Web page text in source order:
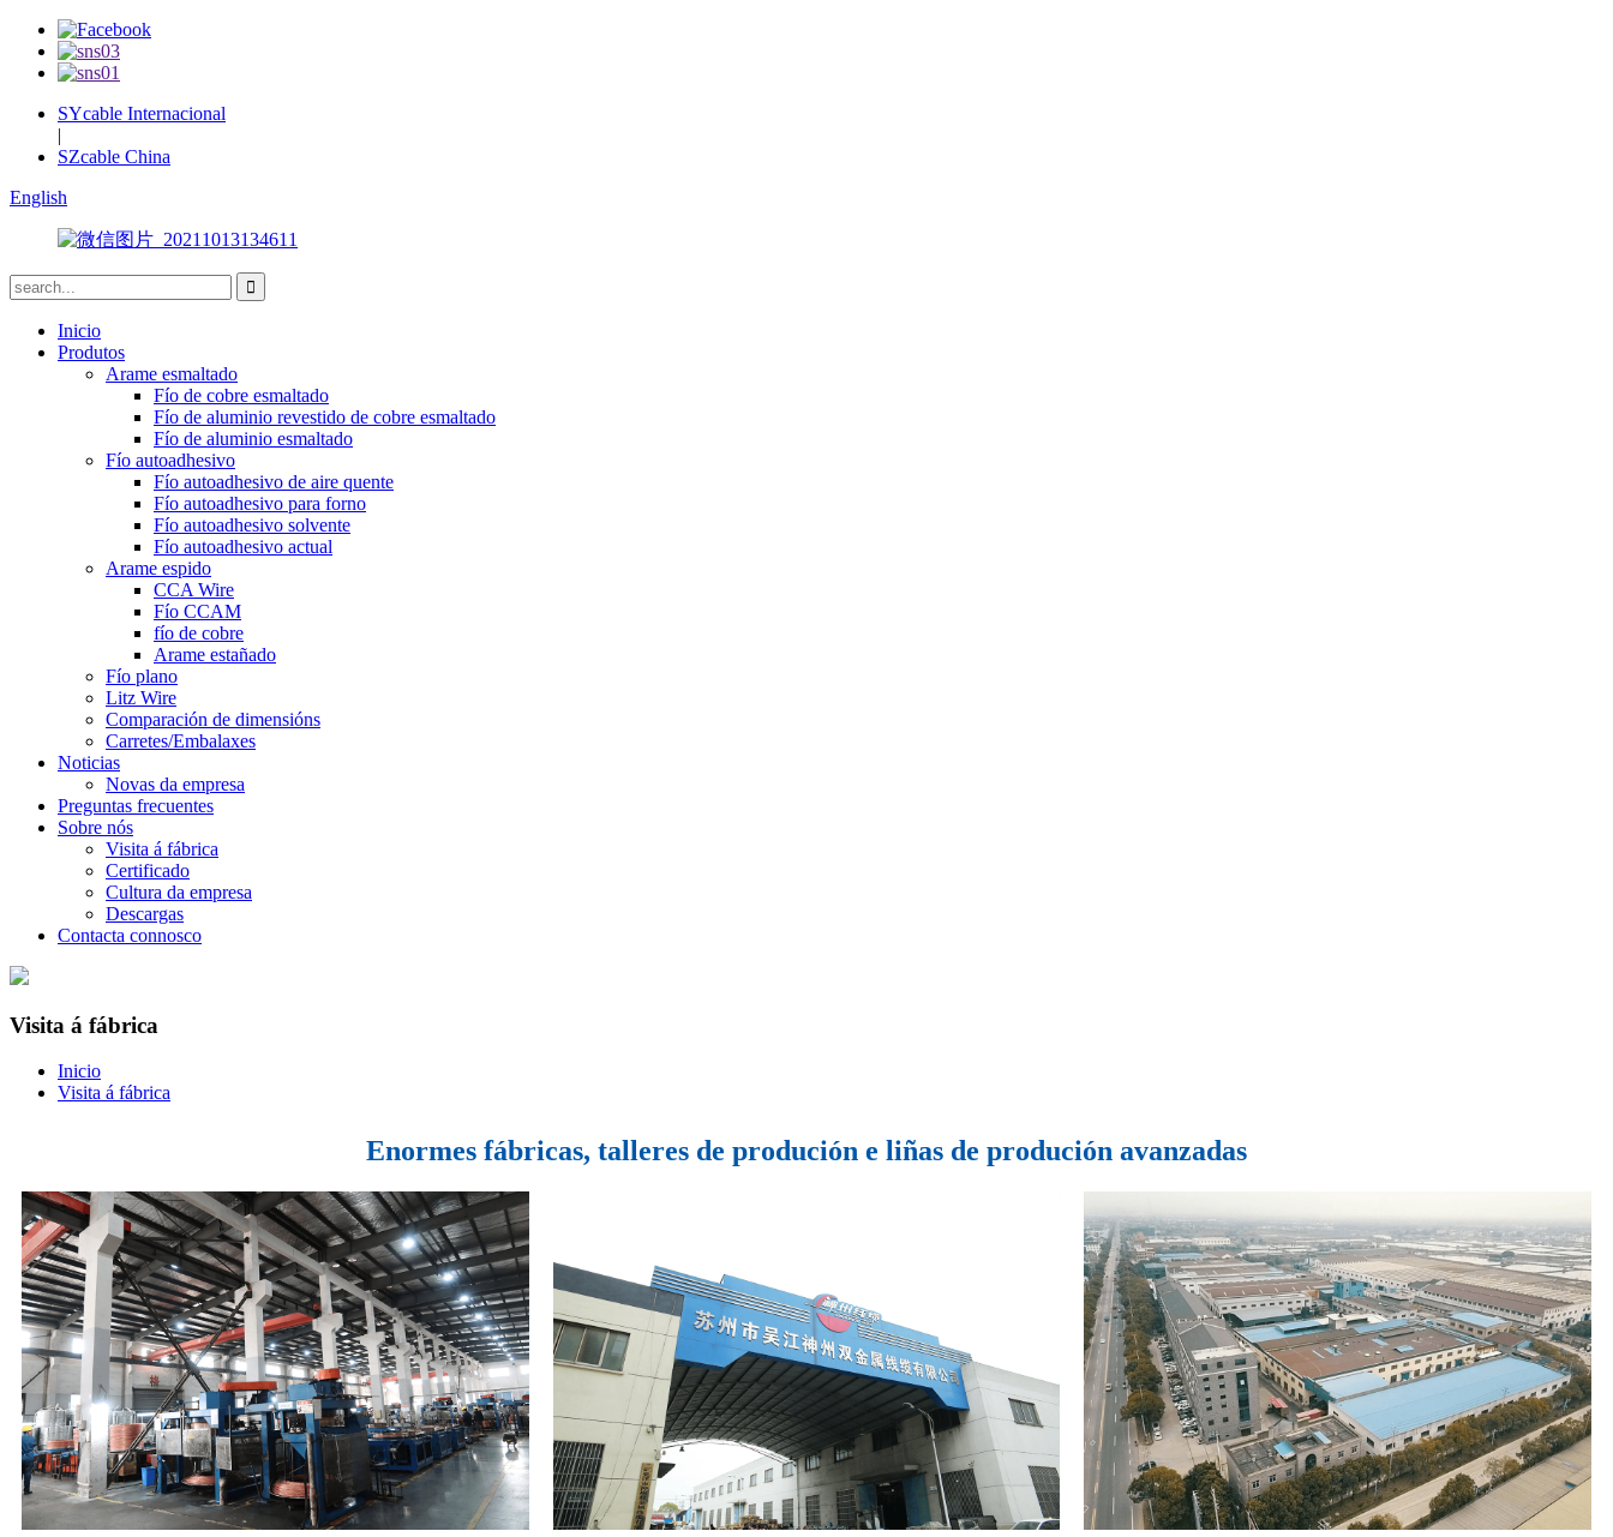
SYcable Internacional
|
SZcable China
English
Inicio
Produtos
Arame esmaltado
Fío de cobre esmaltado
Fío de aluminio revestido de cobre esmaltado
Fío de aluminio esmaltado
Fío autoadhesivo
Fío autoadhesivo de aire quente
Fío autoadhesivo para forno
Fío autoadhesivo solvente
Fío autoadhesivo actual
Arame espido
CCA Wire
Fío CCAM
fío de cobre
Arame estañado
Fío plano
Litz Wire
Comparación de dimensións
Carretes/Embalaxes
Noticias
Novas da empresa
Preguntas frecuentes
Sobre nós
Visita á fábrica
Certificado
Cultura da empresa
Descargas
Contacta connosco
Visita á fábrica
Inicio
Visita á fábrica
Enormes fábricas, talleres de produción e liñas de produción avanzadas